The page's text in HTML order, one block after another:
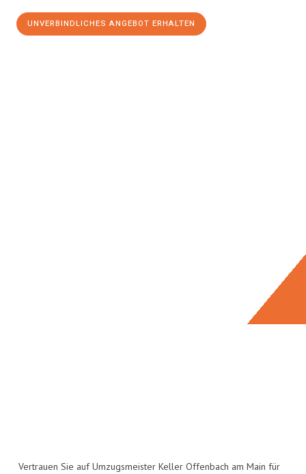
UNVERBINDLICHES ANGEBOT ERHALTEN
Vertrauen Sie auf Umzugsmeister Keller Offenbach am Main für